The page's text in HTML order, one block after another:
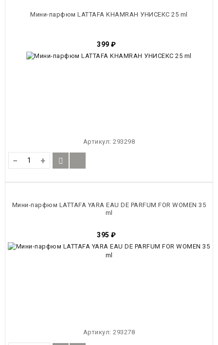
Мини-парфюм LATTAFA KHAMRAH УНИСЕКС 25 ml
399 ₽
Артикул:293298
− +
Мини-парфюм LATTAFA YARA EAU DE PARFUM FOR WOMEN 35
ml
395 ₽
Артикул:293278